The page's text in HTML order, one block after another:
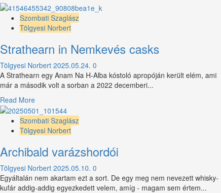
more
about
Tokaji
ardszú
–
chapter
2
Szombati Szaglász
Tölgyesi Norbert
Strathearn in Nemkevés casks
Tölgyesi Norbert 2025.05.24. 0
A Strathearn egy Anam Na H-Alba kóstoló apropóján került elém, ami
már a második volt a sorban a 2022 decemberi...
Read MoreRead
more
about
Strathearn
in
Nemkevés
casks
Szombati Szaglász
Tölgyesi Norbert
Archibald varázshordói
Tölgyesi Norbert 2025.05.10. 0
Egyáltalán nem akartam ezt a sort. De egy meg nem nevezett whisky-
kufár addig-addig egyezkedett velem, amíg - magam sem értem...